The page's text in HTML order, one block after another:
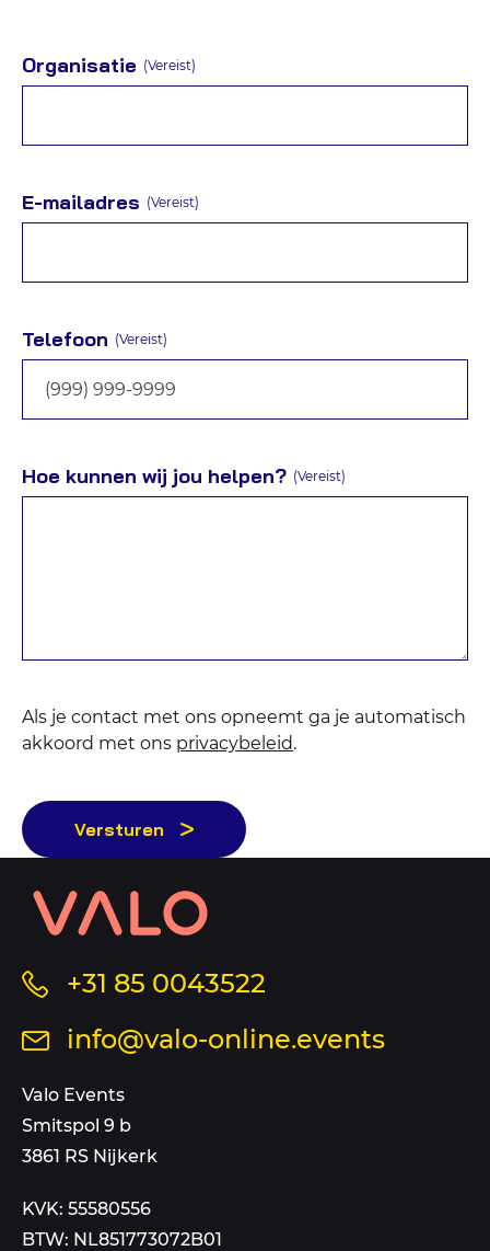
Organisatie (Vereist)
E-mailadres (Vereist)
Telefoon (Vereist)
Hoe kunnen wij jou helpen? (Vereist)
Als je contact met ons opneemt ga je automatisch
akkoord met ons privacybeleid.
Versturen
Contact
informatie
sitemap+31 85 0043522
op
Stuur
mail
aan
info@valo-online.events
Valo Events
Smitspol 9 b
3861 RS Nijkerk
KVK: 55580556
BTW: NL851773072B01